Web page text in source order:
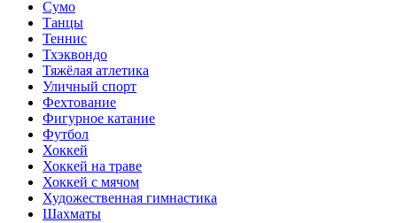
Сумо
Танцы
Теннис
Тхэквондо
Тяжёлая атлетика
Уличный спорт
Фехтование
Фигурное катание
Футбол
Хоккей
Хоккей на траве
Хоккей с мячом
Художественная гимнастика
Шахматы